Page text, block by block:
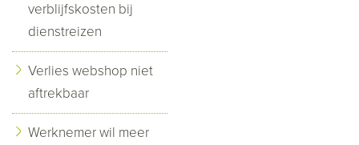
verblijfskosten bij
dienstreizen
Verlies webshop niet
aftrekbaar
Werknemer wil meer